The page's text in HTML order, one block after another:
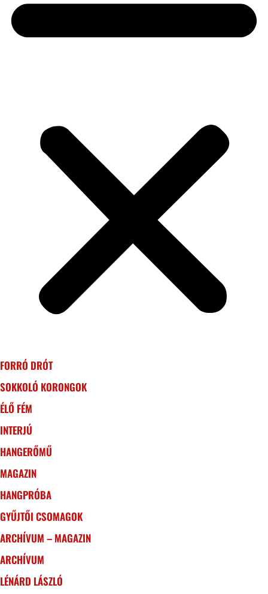
FORRÓ DRÓT
SOKKOLÓ KORONGOK
ÉLŐ FÉM
INTERJÚ
HANGERŐMŰ
MAGAZIN
HANGPRÓBA
GYŰJTŐI CSOMAGOK
ARCHÍVUM – MAGAZIN
ARCHÍVUM
LÉNÁRD LÁSZLÓ